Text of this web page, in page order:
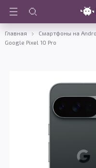
Главная Смартфоны на
Google Pixel 10 Pro